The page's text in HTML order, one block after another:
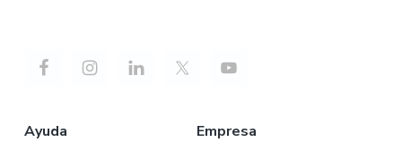
Ayuda Empresa